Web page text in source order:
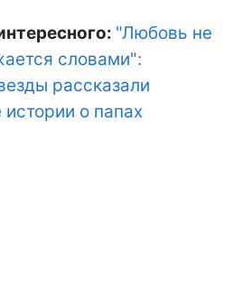
"Любовь не
словами":
рассказали
истории о папах